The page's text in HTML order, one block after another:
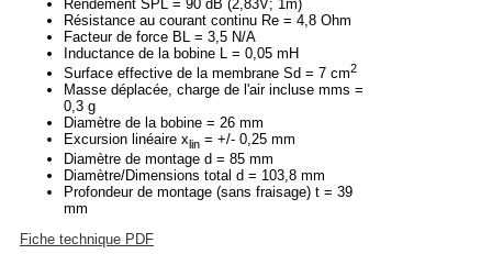
Rendement SPL = 90 dB (2,83V; 1m)
Résistance au courant continu Re = 4,8 Ohm
Facteur de force BL = 3,5 N/A
Inductance de la bobine L = 0,05 mH
Surface effective de la membrane Sd = 7 cm2
Masse déplacée, charge de l'air incluse mms =
0,3 g
Diamètre de la bobine = 26 mm
Excursion linéaire xlin = +/- 0,25 mm
Diamètre de montage d = 85 mm
Diamètre/Dimensions total d = 103,8 mm
Profondeur de montage (sans fraisage) t = 39
mm
Fiche technique PDF